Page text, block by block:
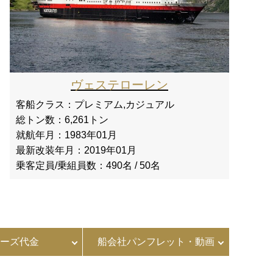
ヴェステローレン
客船クラス： プレミアム,カジュアル
総トン数： 6,261トン
就航年月： 1983年01月
最新改装年月： 2019年01月
乗客定員/乗組員数： 490名 / 50名
ズ代金 船会社パンフレット・動画